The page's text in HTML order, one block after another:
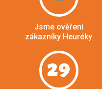
Jsme ověření
zákazníky Heuréky
29